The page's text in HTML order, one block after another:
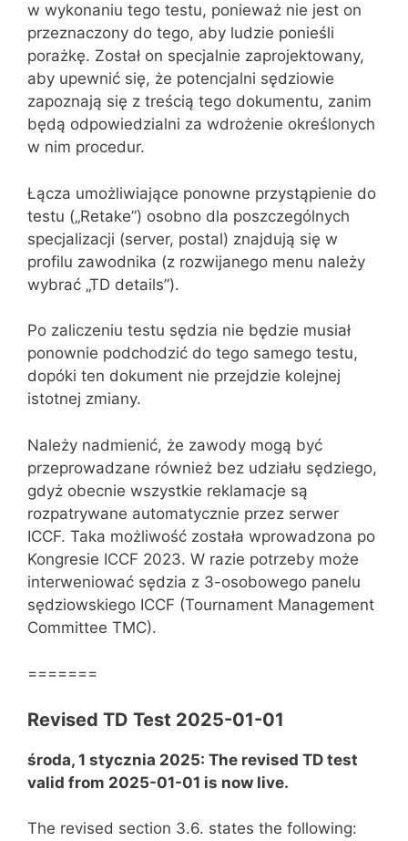
w wykonaniu tego testu, ponieważ nie jest on
przeznaczony do tego, aby ludzie ponieśli
porażkę. Został on specjalnie zaprojektowany,
aby upewnić się, że potencjalni sędziowie
zapoznają się z treścią tego dokumentu, zanim
będą odpowiedzialni za wdrożenie określonych
w nim procedur.
Łącza umożliwiające ponowne przystąpienie do
testu („Retake”) osobno dla poszczególnych
specjalizacji (server, postal) znajdują się w
profilu zawodnika (z rozwijanego menu należy
wybrać „TD details”).
Po zaliczeniu testu sędzia nie będzie musiał
ponownie podchodzić do tego samego testu,
dopóki ten dokument nie przejdzie kolejnej
istotnej zmiany.
Należy nadmienić, że zawody mogą być
przeprowadzane również bez udziału sędziego,
gdyż obecnie wszystkie reklamacje są
rozpatrywane automatycznie przez serwer
ICCF. Taka możliwość została wprowadzona po
Kongresie ICCF 2023. W razie potrzeby może
interweniować sędzia z 3-osobowego panelu
sędziowskiego ICCF (Tournament Management
Committee TMC).
=======
Revised TD Test 2025-01-01
środa, 1 stycznia 2025: The revised TD test
valid from 2025-01-01 is now live.
The revised section 3.6. states the following: